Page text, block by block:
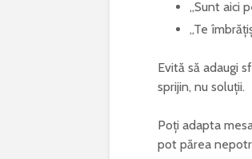
„Sunt aici
„Te
Evită să adaugi
sprijin, nu soluții.
Poți adapta
pot părea